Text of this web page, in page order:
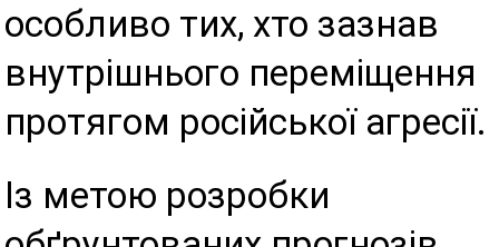
особливо тих, хто зазнав
внутрішнього переміщення
протягом російської агресії.
Із метою розробки